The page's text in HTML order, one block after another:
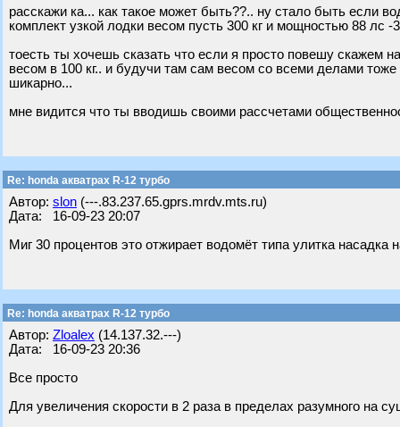
расскажи ка... как такое может быть??.. ну стало быть если
комплект узкой лодки весом пусть 300 кг и мощностью 88 лс
тоесть ты хочешь сказать что если я просто повешу скажем
весом в 100 кг.. и будучи там сам весом со всеми делами
шикарно...
мне видится что ты вводишь своими рассчетами
Re: honda акватрах R-12 турбо
Автор: slon (---.83.237.65.gprs.mrdv.mts.ru)
Дата: 16-09-23 20:07
Миг 30 процентов это отжирает водомёт типа улитка
Re: honda акватрах R-12 турбо
Автор: Zloalex (14.137.32.---)
Дата: 16-09-23 20:36
Все просто
Для увеличения скорости в 2 раза в пределах разумного на